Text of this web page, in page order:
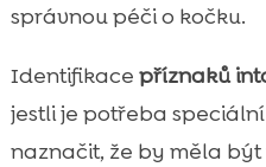
správnou péči o kočku.
Identifikace příznaků
jestli je potřeba
naznačit, že by měla